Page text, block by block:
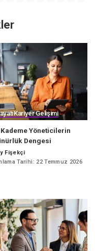
Kariyer Gelişimi
Yöneticilerin
Dengesi
Fişekçi
Tarihi: 22 Temmuz 2026